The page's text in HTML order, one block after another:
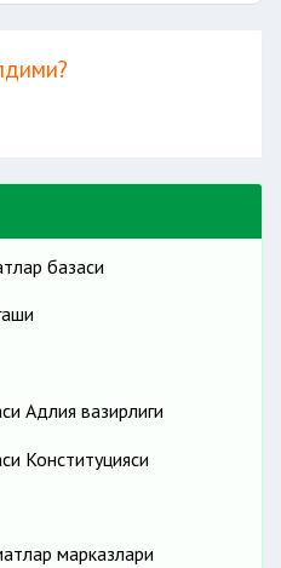
базаси
Адлия вазирлиги
Конституцияси
марказлари